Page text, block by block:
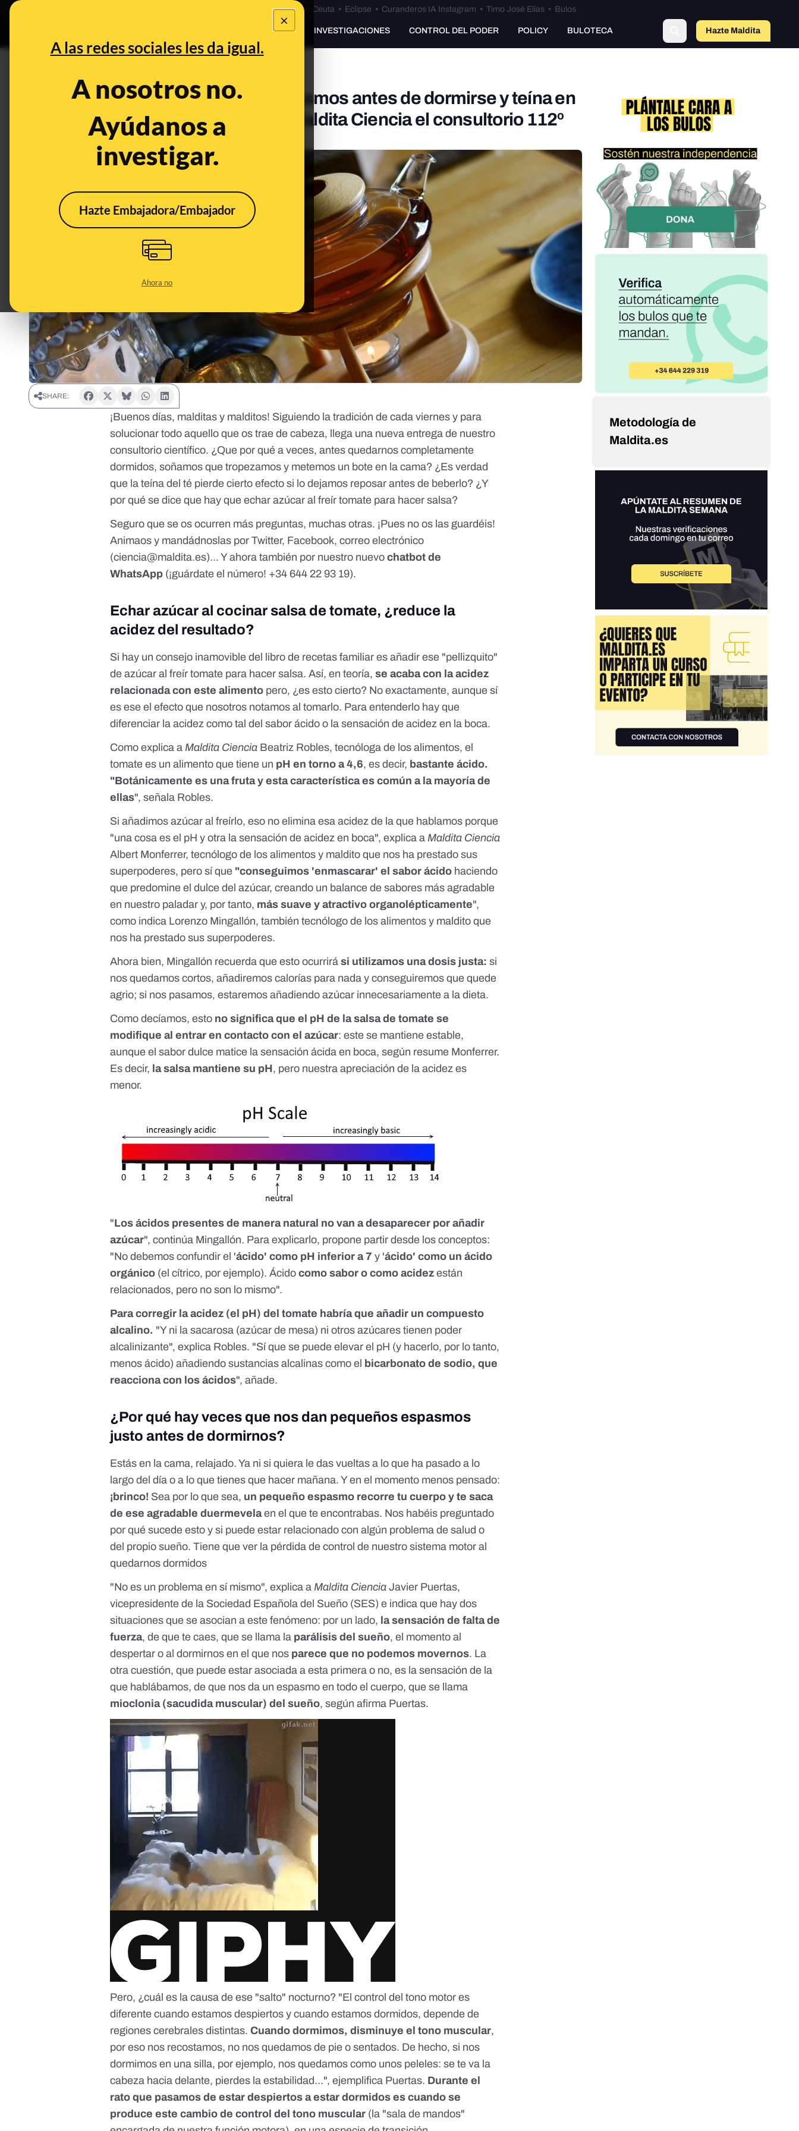
×
A las redes sociales les da igual.
A nosotros no.
Ayúdanos a
investigar.
Hazte Embajadora/Embajador
Ahora no
Especial Ceuta•Bulos Ceuta • Eclipse • Curanderos IA Instagram • Timo José Elías • Bulos
PREBUNKING INVESTIGACIONES CONTROL DEL PODER POLICY BULOTECA Hazte Maldito
Azúcar en la salsa de tomate, espasmos antes de dormirse y teína en
el té que se deja reposar. Llega a Maldita Ciencia el consultorio 112º
Oct 9, 2020, 7:14:00 AM
SHARE:
¡Buenos días, malditas y malditos! Siguiendo la tradición de cada viernes y para
solucionar todo aquello que os trae de cabeza, llega una nueva entrega de nuestro
consultorio científico. ¿Que por qué a veces, antes quedarnos completamente
dormidos, soñamos que tropezamos y metemos un bote en la cama? ¿Es verdad
que la teína del té pierde cierto efecto si lo dejamos reposar antes de beberlo? ¿Y
por qué se dice que hay que echar azúcar al freír tomate para hacer salsa?
Seguro que se os ocurren más preguntas, muchas otras. ¡Pues no os las guardéis!
Animaos y mandádnoslas porTwitter, Facebook, correo electrónico
(ciencia@maldita.es)... Y ahora también por nuestro nuevochatbot de
WhatsApp (¡guárdate el número! +34 644 22 93 19).
Echar azúcar al cocinar salsa de tomate, ¿reduce la
acidez del resultado?
Si hay un consejo inamovible del libro de recetas familiar es añadir ese "pellizquito"
de azúcar al freír tomate para hacer salsa. Así, en teoría,se acaba con la acidez
relacionada con este alimento pero, ¿es esto cierto? No exactamente, aunque sí
es ese el efecto que nosotros notamos al tomarlo. Para entenderlo hay que
diferenciar la acidez como tal del sabor ácido o la sensación de acidez en la boca.
Como explica aMaldita Ciencia Beatriz Robles, tecnóloga de los alimentos, el
tomate es un alimento que tiene un pH en torno a 4,6, es decir, bastante ácido.
"Botánicamente es una fruta y esta característica es común a la mayoría de
ellas", señala Robles.
Si añadimos azúcar al freírlo, eso no elimina esa acidez de la que hablamos porque
"una cosa es el pH y otra la sensación de acidez en boca", explica aMaldita Ciencia
Albert Monferrer, tecnólogo de los alimentos y maldito que nos ha prestado sus
superpoderes, pero sí que "conseguimos 'enmascarar' el sabor ácido haciendo
que predomine el dulce del azúcar, creando un balance de sabores más agradable
en nuestro paladar y, por tanto, más suave y atractivo organolépticamente",
como indica Lorenzo Mingallón, también tecnólogo de los alimentos y maldito que
nos ha prestado sus superpoderes.
Ahora bien, Mingallón recuerda que esto ocurrirási utilizamos una dosis justa: si
nos quedamos cortos, añadiremos calorías para nada y conseguiremos que quede
agrio; si nos pasamos, estaremos añadiendo azúcar innecesariamente a la dieta.
Como decíamos, esto no significa que el pH de la salsa de tomate se
modifique al entrar en contacto con el azúcar: este se mantiene estable,
aunque el sabor dulce matice la sensación ácida en boca, según resume Monferrer.
Es decir, la salsa mantiene su pH, pero nuestra apreciación de la acidez es
menor.
"Los ácidos presentes de manera natural no van a desaparecer por añadir
azúcar", continúa Mingallón. Para explicarlo, propone partir desde los conceptos:
"No debemos confundir el 'ácido' como pH inferior a 7 y 'ácido' como un ácido
orgánico (el cítrico, por ejemplo). Ácidocomo sabor o como acidez están
relacionados, pero no son lo mismo".
Para corregir la acidez (el pH) del tomate habría que añadir un compuesto
alcalino. "Y ni la sacarosa (azúcar de mesa) ni otros azúcares tienen poder
alcalinizante", explica Robles. "Sí que se puede elevar el pH (y hacerlo, por lo tanto,
menos ácido) añadiendo sustancias alcalinas como el bicarbonato de sodio, que
reacciona con los ácidos", añade.
¿Por qué hay veces que nos dan pequeños espasmos
justo antes de dormirnos?
Estás en la cama, relajado. Ya ni si quiera le das vueltas a lo que ha pasado a lo
largo del día o a lo que tienes que hacer mañana. Y en el momento menos pensado:
¡brinco! Sea por lo que sea, un pequeño espasmo recorre tu cuerpo y te saca
de ese agradable duermevelaen el que te encontrabas. Nos habéis preguntado
por qué sucede esto y si puede estar relacionado con algún problema de salud o
del propio sueño. Tiene que ver la pérdida de control de nuestro sistema motor al
quedarnos dormidos
"No es un problema en sí mismo", explica aMaldita Ciencia Javier Puertas,
vicepresidente de la Sociedad Española del Sueño (SES) e indica que hay dos
situaciones que se asocian a este fenómeno: por un lado, la sensación de falta de
fuerza, de que te caes, que se llama la parálisis del sueño, el momento al
despertar o al dormirnos en el que nos parece que no podemos movernos. La
otra cuestión, que puede estar asociada a esta primera o no, es la sensación de la
que hablábamos, de que nos da un espasmo en todo el cuerpo, que se llama
mioclonia(sacudida muscular) del sueño, según afirma Puertas.
Pero, ¿cuál es la causa de ese "salto" nocturno? "El control deltono motor es
diferente cuando estamos despiertos y cuando estamos dormidos, depende de
regiones cerebrales distintas.Cuando dormimos, disminuye el tono muscular,
por eso nos recostamos, no nos quedamos de pie o sentados. De hecho, si nos
dormimos en una silla, por ejemplo, nos quedamos como unos peleles: se te va la
cabeza hacia delante, pierdes la estabilidad…", ejemplifica Puertas. Durante el
rato que pasamos de estar despiertos a estar dormidos es cuando se
produce este cambio de control del tono muscular (la "sala de mandos"
Metodología de
Maldita.es